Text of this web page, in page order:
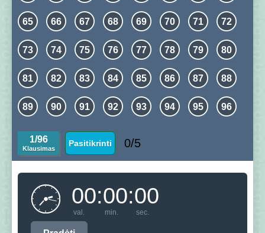
65 66 67 68 69 70 71 72
73 74 75 76 77 78 79 80
81 82 83 84 85 86 87 88
89 90 91 92 93 94 95 96
1/96
Klausimas
Pasitikrinti 0/5
00
val.
:00
min.
:00
sec.